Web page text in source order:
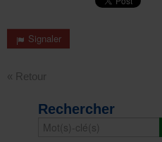
Signaler
« Retour
Rechercher